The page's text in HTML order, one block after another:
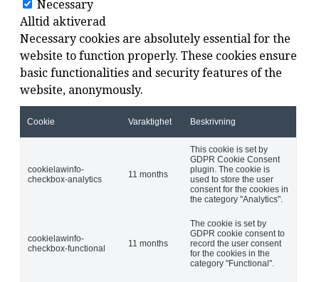
Necessary
Alltid aktiverad
Necessary cookies are absolutely essential for the
website to function properly. These cookies ensure
basic functionalities and security features of the
website, anonymously.
Cookie Varaktighet Beskrivning
cookielawinfo-
checkbox-analytics
11 months
This cookie is set by
GDPR Cookie Consent
plugin. The cookie is
used to store the user
consent for the cookies in
the category "Analytics".
cookielawinfo-
checkbox-functional
11 months
The cookie is set by
GDPR cookie consent to
record the user consent
for the cookies in the
category "Functional".